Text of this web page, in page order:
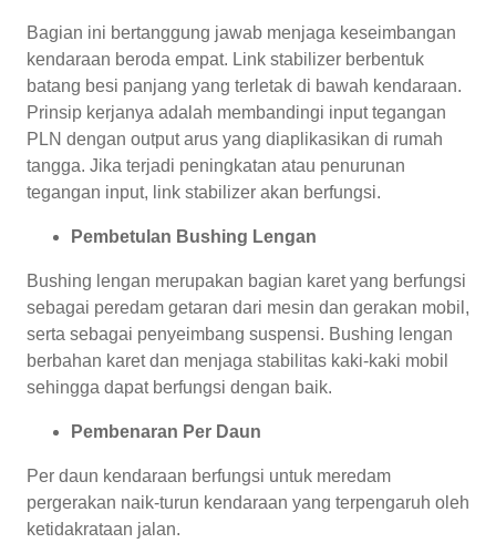
Bagian ini bertanggung jawab menjaga keseimbangan
kendaraan beroda empat. Link stabilizer berbentuk
batang besi panjang yang terletak di bawah kendaraan.
Prinsip kerjanya adalah membandingi input tegangan
PLN dengan output arus yang diaplikasikan di rumah
tangga. Jika terjadi peningkatan atau penurunan
tegangan input, link stabilizer akan berfungsi.
Pembetulan Bushing Lengan
Bushing lengan merupakan bagian karet yang berfungsi
sebagai peredam getaran dari mesin dan gerakan mobil,
serta sebagai penyeimbang suspensi. Bushing lengan
berbahan karet dan menjaga stabilitas kaki-kaki mobil
sehingga dapat berfungsi dengan baik.
Pembenaran Per Daun
Per daun kendaraan berfungsi untuk meredam
pergerakan naik-turun kendaraan yang terpengaruh oleh
ketidakrataan jalan.